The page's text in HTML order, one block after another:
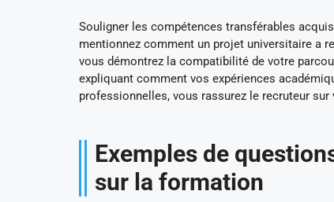
Souligner les compétences transférables
mentionnez comment un projet universitaire a
vous démontrez la compatibilité de votre
expliquant comment vos expériences
professionnelles, vous rassurez le recruteur
Exemples de
sur la formation